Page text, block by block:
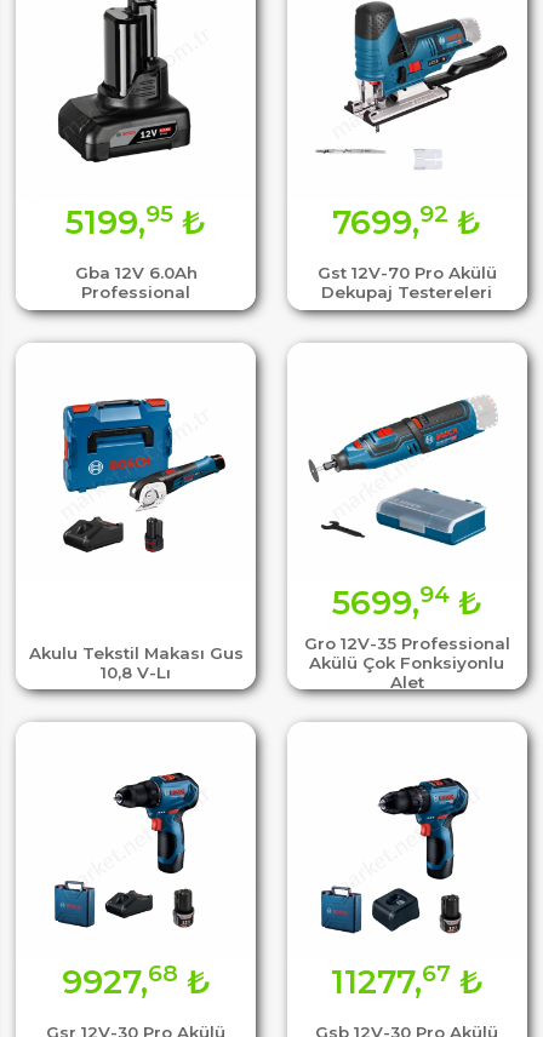
Gba 12V 6.0Ah
Professional
5199,95 ₺
Gst 12V-70 Pro Akülü
Dekupaj Testereleri
7699,92 ₺
Akulu Tekstil Makası Gus
10,8 V-Lı
Gro 12V-35 Professional
Akülü Çok Fonksiyonlu
Alet
5699,94₺
Gsr 12V-30 Pro Akülü
9927,68 ₺
Gsb 12V-30 Pro Akülü
11277,67 ₺